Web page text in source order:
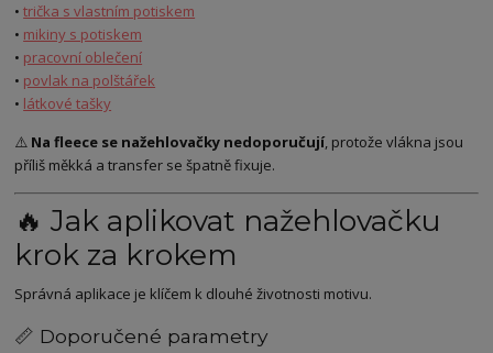
•trička s vlastním potiskem
• mikiny s potiskem
• pracovní oblečení
• povlak na polštářek
• látkové tašky
⚠️ Na fleece se nažehlovačky nedoporučují, protože vlákna jsou
příliš měkká a transfer se špatně fixuje.
🔥 Jak aplikovat nažehlovačku
krok za krokem
Správná aplikace je klíčem k dlouhé životnosti motivu.
📏 Doporučené parametry